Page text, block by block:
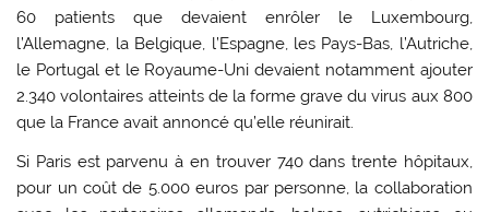
60 patients que devaient enrôler le Luxembourg,
l’Allemagne, la Belgique, l’Espagne, les Pays-Bas, l’Autriche,
le Portugal et le Royaume-Uni devaient notamment ajouter
2.340 volontaires atteints de la forme grave du virus aux 800
que la France avait annoncé qu’elle réunirait.
Si Paris est parvenu à en trouver 740 dans trente hôpitaux,
pour un coût de 5.000 euros par personne, la collaboration